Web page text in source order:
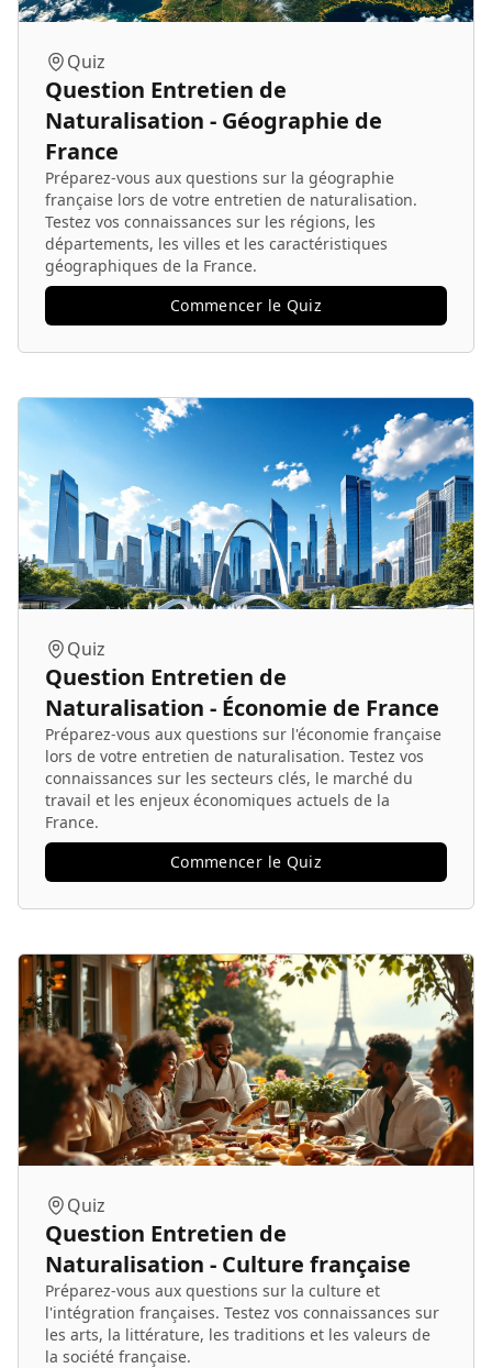
Quiz
Question Entretien de
Naturalisation - Géographie de
France
Préparez-vous aux questions sur la géographie
française lors de votre entretien de naturalisation.
Testez vos connaissances sur les régions, les
départements, les villes et les caractéristiques
géographiques de la France.
Commencer le Quiz
Quiz
Question Entretien de
Naturalisation - Économie de France
Préparez-vous aux questions sur l'économie française
lors de votre entretien de naturalisation. Testez vos
connaissances sur les secteurs clés, le marché du
travail et les enjeux économiques actuels de la
France.
Commencer le Quiz
Quiz
Question Entretien de
Naturalisation - Culture française
Préparez-vous aux questions sur la culture et
l'intégration françaises. Testez vos connaissances sur
les arts, la littérature, les traditions et les valeurs de
la société française.